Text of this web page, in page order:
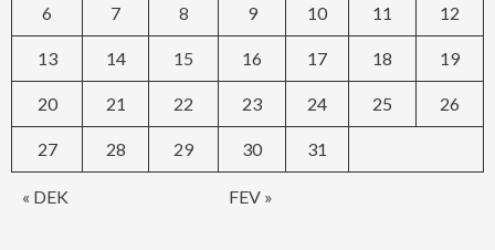
« DEK FEV »
6 7 8 9 10 11 12
13 14 15 16 17 18 19
20 21 22 23 24 25 26
27 28 29 30 31